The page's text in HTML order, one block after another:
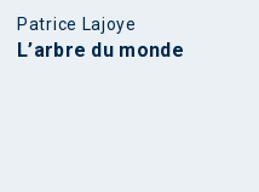
Patrice Lajoye
L’arbre du monde